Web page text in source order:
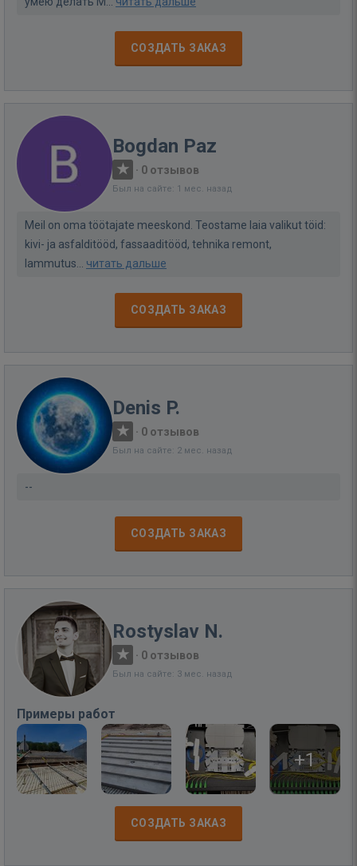
СОЗДАТЬ ЗАКАЗ
Bogdan Paz
· 0 отзывов
Был на сайте: 1 мес. назад
Meil on oma töötajate meeskond. Teostame laia valikut töid:
kivi- ja asfalditööd, fassaaditööd, tehnika remont,
lammutus... читать дальше
СОЗДАТЬ ЗАКАЗ
Denis P.
· 0 отзывов
Был на сайте: 2 мес. назад
--
СОЗДАТЬ ЗАКАЗ
Rostyslav N.
· 0 отзывов
Был на сайте: 3 мес. назад
Примеры работ
+1
СОЗДАТЬ ЗАКАЗ